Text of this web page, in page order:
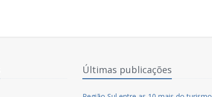
Últimas publicações